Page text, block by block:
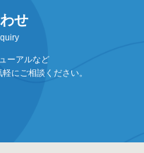
せ
ーアルなど
にご相談ください。